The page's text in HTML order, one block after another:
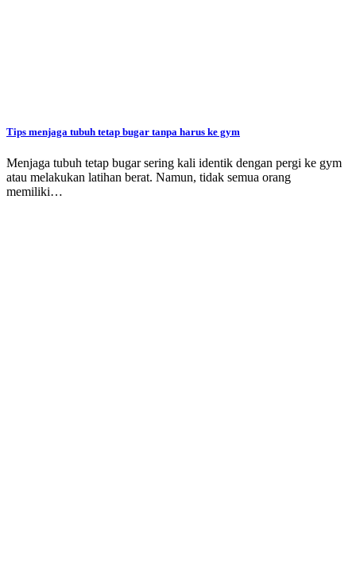
Tips menjaga tubuh tetap bugar tanpa harus ke gym
Menjaga tubuh tetap bugar sering kali identik dengan pergi ke gym
atau melakukan latihan berat. Namun, tidak semua orang
memiliki…